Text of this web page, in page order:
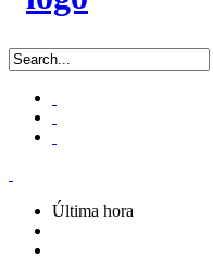
Última hora